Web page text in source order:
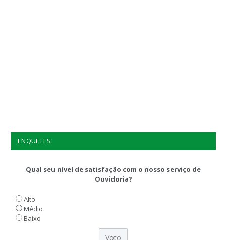
ENQUETES
Qual seu nível de satisfação com o nosso serviço de
Ouvidoria?
Alto
Médio
Baixo